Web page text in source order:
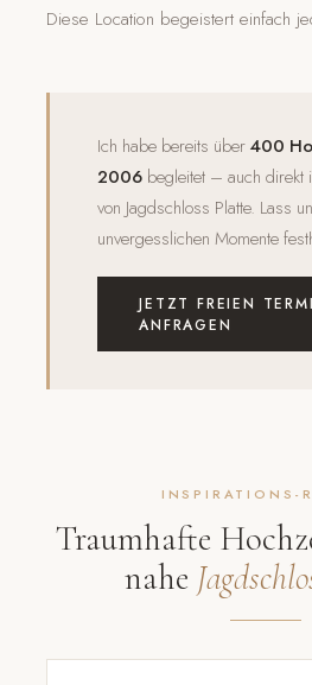
Diese Location begeistert einfach
Ich habe bereits über400
2006 begleitet – auch direkt
von Jagdschloss Platte. Lass
unvergesslichen Momente
JETZT FREIEN
ANFRAGEN
INSPIRATIONS-
Traumhafte
nahe